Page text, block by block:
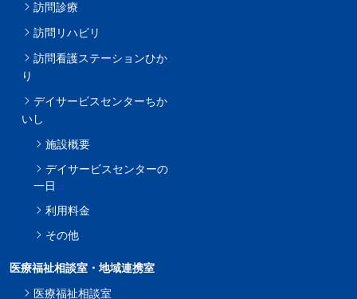
訪問診療
訪問リハビリ
訪問看護ステーションひか
り
デイサービスセンターちか
いし
施設概要
デイサービスセンターの
一日
利用料金
その他
医療福祉相談室・地域連携室
医療福祉相談室